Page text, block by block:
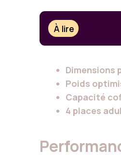
À lire
Dimensions
Poids
Capacité
4 places